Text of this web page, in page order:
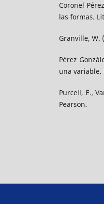
Coronel
las formas.
Granville, W.
Pérez
una variable.
Purcell, E.,
Pearson.